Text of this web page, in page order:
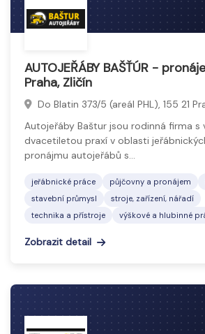
AUTOJEŘÁBY BAŠŤÚR -
Praha, Zličín
Do Blatin 373/5 (areál PHL), 155 21
Autojeřáby Baštur jsou rodinná firma s
dvacetiletou praxí v oblasti
pronájmu autojeřábů s…
jeřábnické práce půjčovny a pronájem
stavební průmysl
stroje, zařízení, nářadí
technika a přístroje
výškové a hlubinné
Zobrazit detail